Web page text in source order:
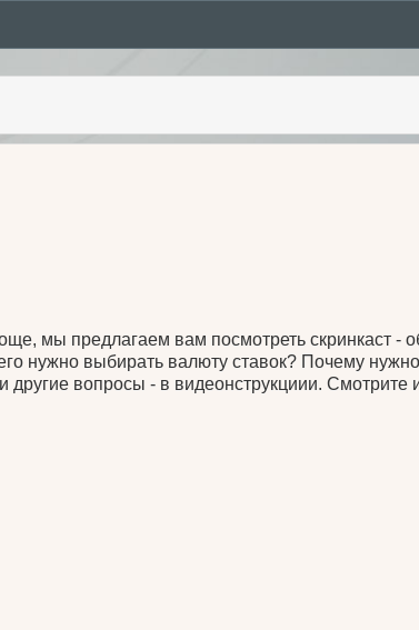
мы предлагаем вам посмотреть скринкаст -
нужно выбирать валюту ставок? Почему
вопросы - в видеонструкциии. Смотрите